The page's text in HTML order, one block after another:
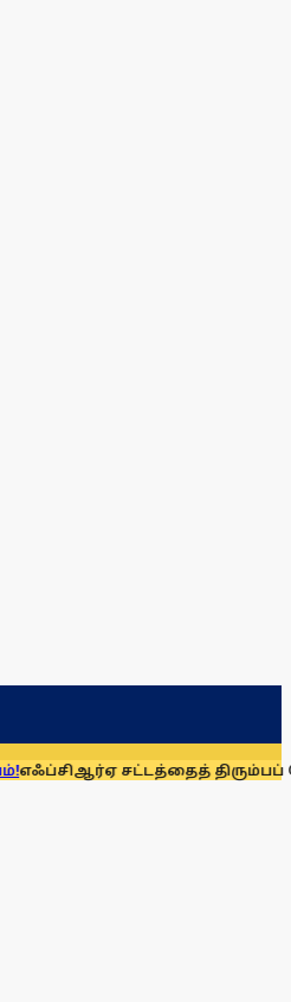
சட்டத்தைத் திரும்பப் பெறுக: